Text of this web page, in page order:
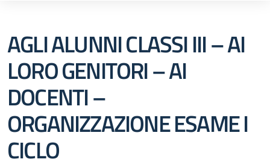
AGLI ALUNNI CLASSI III – AI
LORO GENITORI – AI
DOCENTI –
ORGANIZZAZIONE ESAME I
CICLO